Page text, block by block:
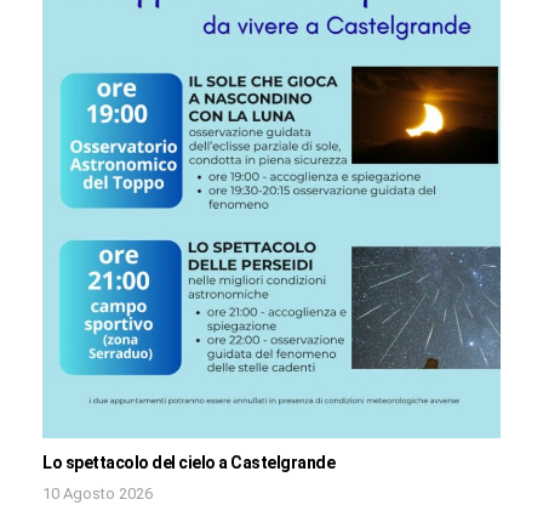
Lo spettacolo del cielo a Castelgrande
10 Agosto 2026